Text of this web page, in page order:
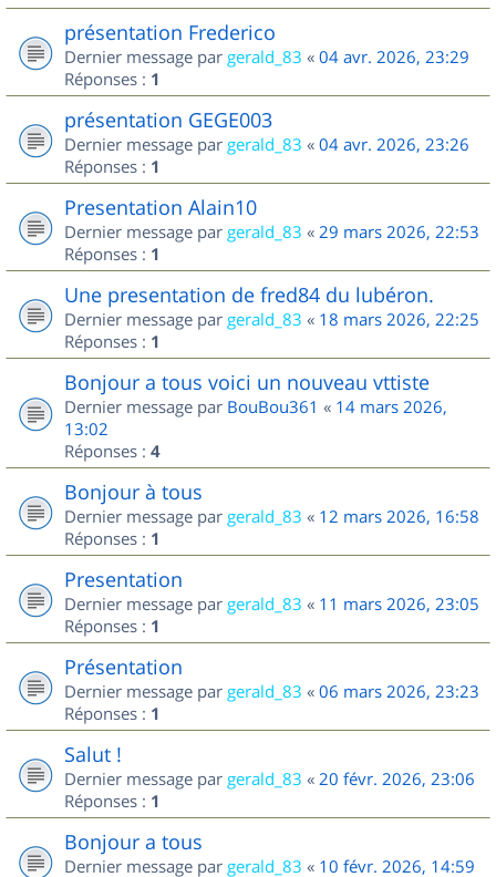
présentation Frederico
Dernier message par gerald_83 « 04 avr. 2026, 23:29
Réponses : 1
présentation GEGE003
Dernier message par gerald_83 « 04 avr. 2026, 23:26
Réponses : 1
Presentation Alain10
Dernier message par gerald_83 « 29 mars 2026, 22:53
Réponses : 1
Une presentation de fred84 du lubéron.
Dernier message par gerald_83 « 18 mars 2026, 22:25
Réponses : 1
Bonjour a tous voici un nouveau vttiste
Dernier message par BouBou361 « 14 mars 2026,
13:02
Réponses : 4
Bonjour à tous
Dernier message par gerald_83 « 12 mars 2026, 16:58
Réponses : 1
Presentation
Dernier message par gerald_83 « 11 mars 2026, 23:05
Réponses : 1
Présentation
Dernier message par gerald_83 « 06 mars 2026, 23:23
Réponses : 1
Salut !
Dernier message par gerald_83 « 20 févr. 2026, 23:06
Réponses : 1
Bonjour a tous
Dernier message par gerald_83 « 10 févr. 2026, 14:59